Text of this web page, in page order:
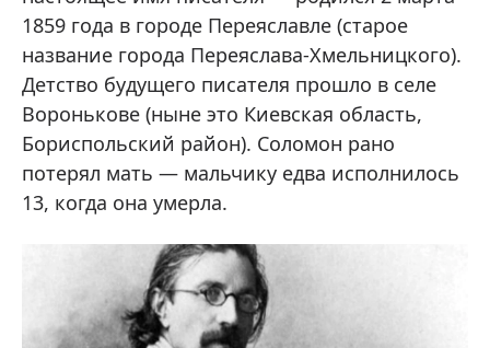
1859 года в городе Переяславле (старое
название города Переяслава-Хмельницкого).
Детство будущего писателя прошло в селе
Воронькове (ныне это Киевская область,
Бориспольский район). Соломон рано
потерял мать — мальчику едва исполнилось
13, когда она умерла.